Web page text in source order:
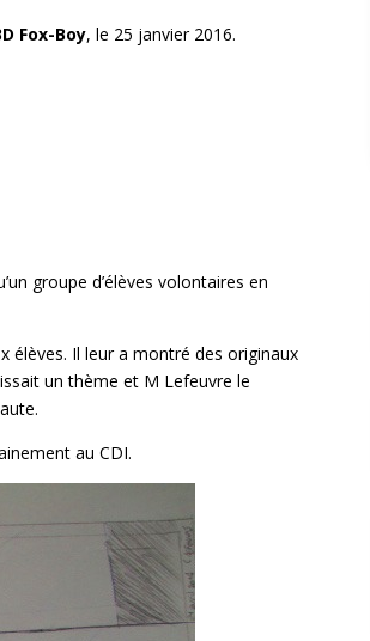
Fox-Boy, le 25 janvier 2016.
groupe d’élèves volontaires en
élèves. Il leur a montré des originaux
un thème et M Lefeuvre le
au CDI.